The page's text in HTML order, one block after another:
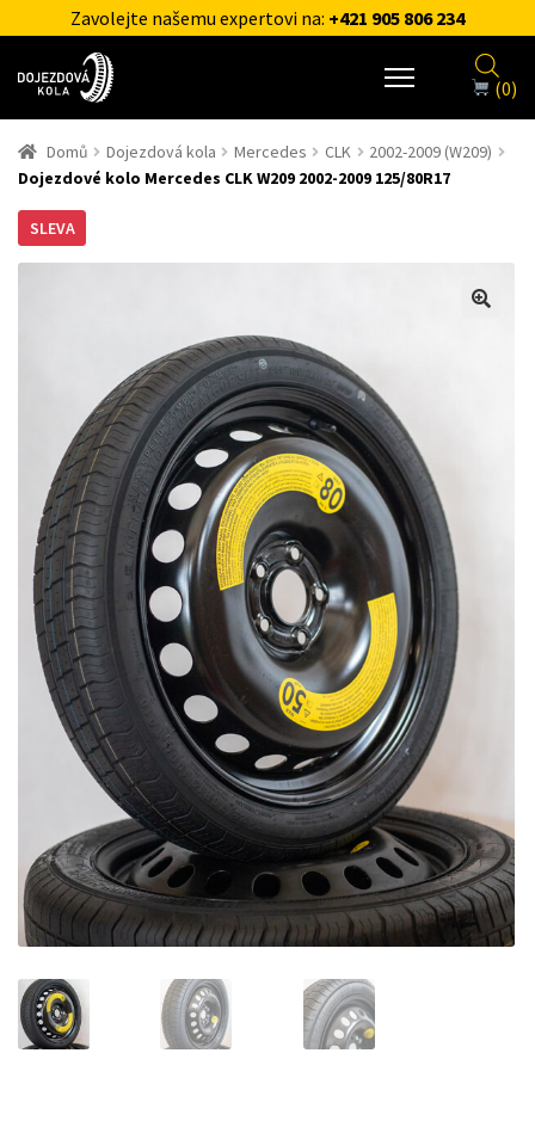
Zavolejte našemu expertovi na: +421 905 806 234
(0)
Domů Dojezdová kola Mercedes CLK
2002-2009 (W209)
Dojezdové kolo Mercedes CLK W209 2002-2009 125/80R17
SLEVA